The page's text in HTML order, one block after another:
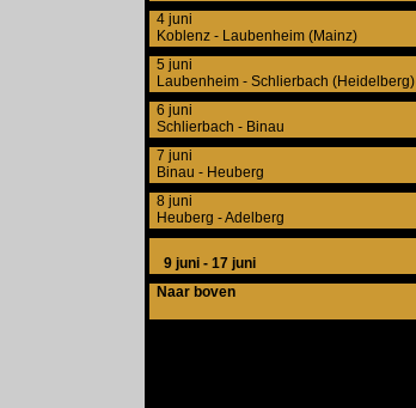
4 juni
Koblenz - Laubenheim (Mainz)
5 juni
Laubenheim - Schlierbach (Heidelberg)
6 juni
Schlierbach - Binau
7 juni
Binau - Heuberg
8 juni
Heuberg - Adelberg
9 juni - 17 juni
Naar boven